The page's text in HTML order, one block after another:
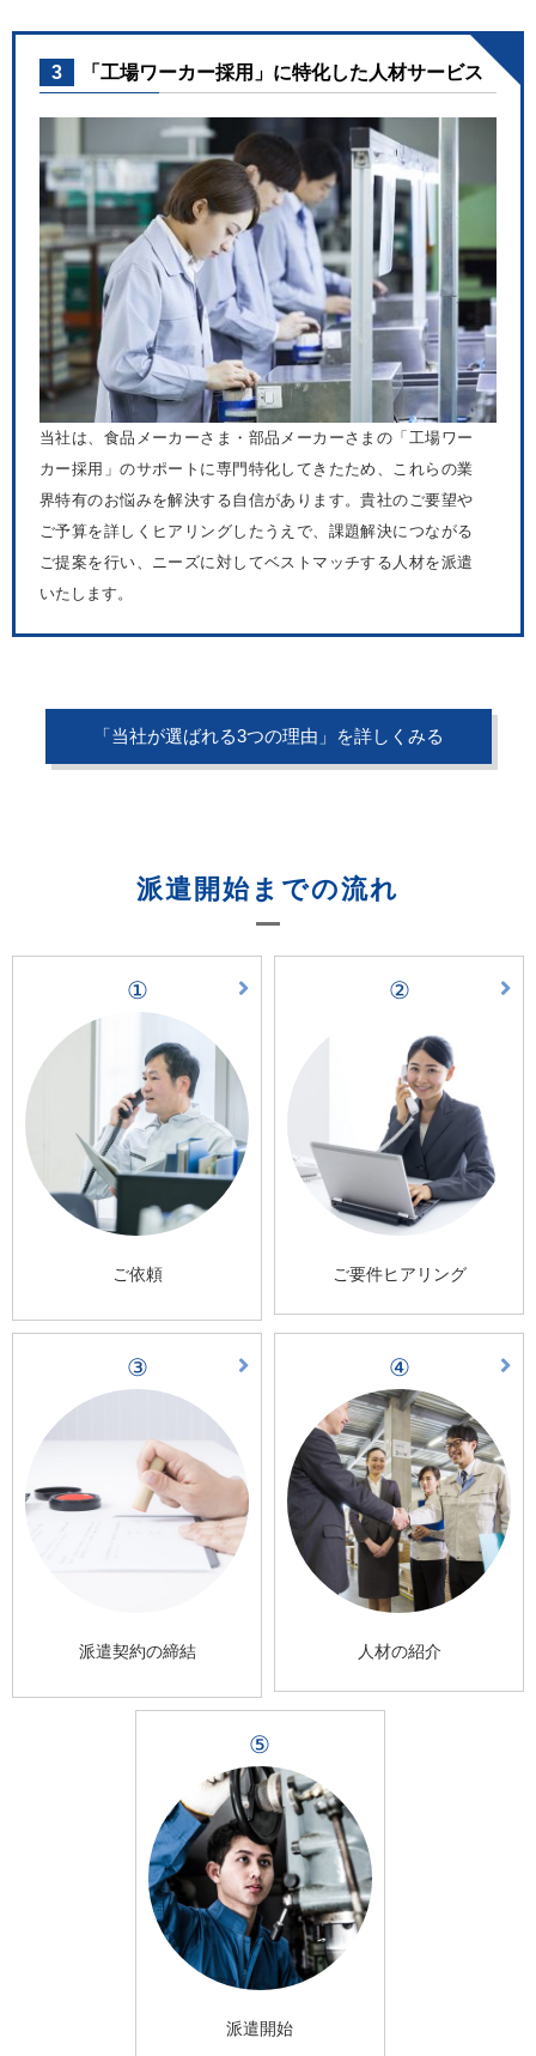
3 「工場ワーカー採用」に特化した人材サービス
当社は、食品メーカーさま・部品メーカーさまの「工場ワー
カー採用」のサポートに専門特化してきたため、これらの業
界特有のお悩みを解決する自信があります。貴社のご要望や
ご予算を詳しくヒアリングしたうえで、課題解決につながる
ご提案を行い、ニーズに対してベストマッチする人材を派遣
いたします。
「当社が選ばれる3つの理由」を詳しくみる
派遣開始までの流れ
①
ご依頼
②
ご要件ヒアリング
③
派遣契約の締結
④
人材の紹介
⑤
派遣開始